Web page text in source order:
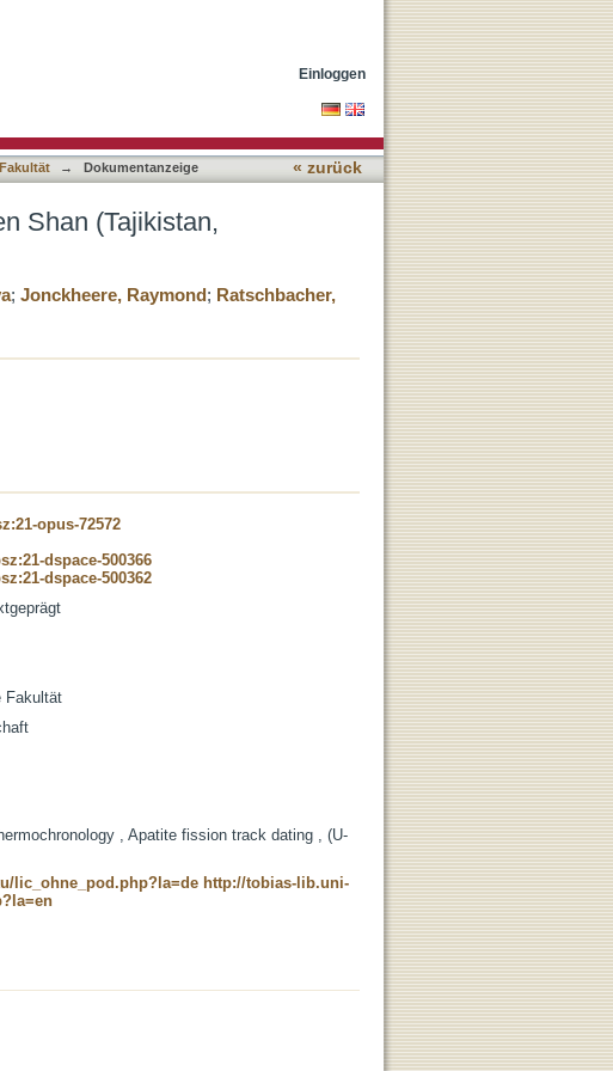
Einloggen
→ Dokumentanzeige « zurück
Shan (Tajikistan,
; Jonckheere, Raymond; Ratschbacher,
opus-72572
dspace-500366
dspace-500362
Fakultät
, Apatite fission track dating , (U-
lic_ohne_pod.php?la=de http://tobias-lib.uni-